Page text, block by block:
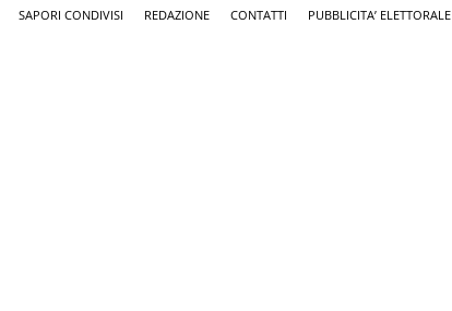
SAPORI CONDIVISI REDAZIONE CONTATTI PUBBLICITA’ ELETTORALE